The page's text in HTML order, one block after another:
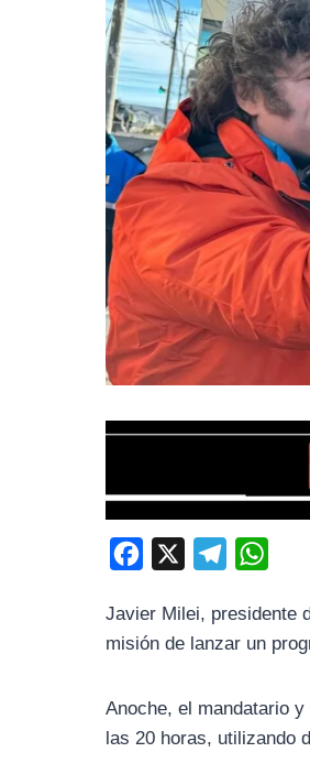
c
e
o
l
e
r
a
t
A
Javier Milei, presidente
misión de lanzar un
Anoche, el mandatario
las 20 horas, utilizando